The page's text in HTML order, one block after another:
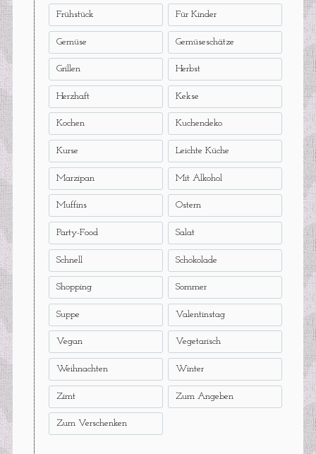
Frühstück Für Kinder
Gemüse Gemüseschätze
Grillen Herbst
Herzhaft Kekse
Kochen Kuchendeko
Kurse Leichte Küche
Marzipan Mit Alkohol
Muffins Ostern
Party-Food Salat
Schnell Schokolade
Shopping Sommer
Suppe Valentinstag
Vegan Vegetarisch
Weihnachten Winter
Zimt Zum Angeben
Zum Verschenken